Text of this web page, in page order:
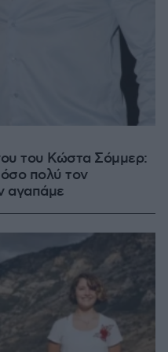
του Κώστα Σόμμερ:
πολύ τον
αγαπάμε